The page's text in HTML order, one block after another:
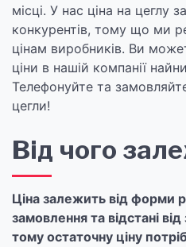
місці. У нас ціна на цеглу
конкурентів, тому що ми
цінам виробників. Ви
ціни в нашій компанії
Телефонуйте та
цегли!
Від чого
Ціна залежить від форми
замовлення та відстані
тому остаточну ціну